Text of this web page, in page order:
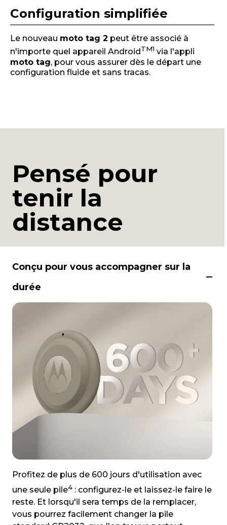
Configuration simplifiée
Le nouveau moto tag 2 peut être associé à
n'importe quel appareil Android TM1 via l'appli
moto tag, pour vous assurer dès le départ une
configuration fluide et sans tracas.
Pensé pour
tenir la
distance
Conçu pour vous accompagner sur la
durée
Profitez de plus de 600 jours d'utilisation avec
une seule pile4 : configurez-le et laissez-le faire le
reste. Et lorsqu'il sera temps de la remplacer,
vous pourrez facilement changer la pile